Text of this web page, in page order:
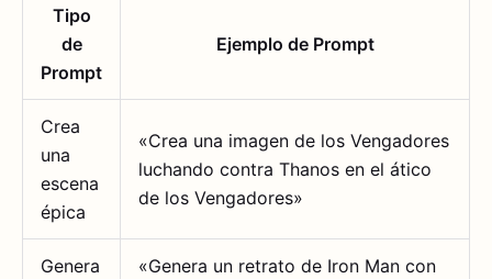
Tipo
de
Prompt
Ejemplo de Prompt
Crea
una
escena
épica
«Crea una imagen de los Vengadores
luchando contra Thanos en el ático
de los Vengadores»
Genera
«Genera un retrato de Iron Man con